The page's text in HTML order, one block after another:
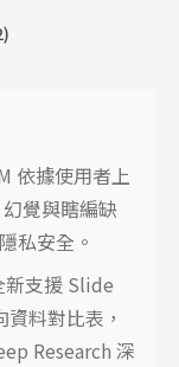
依據使用者上
覺與瞎編缺
私安全。
新支援 Slide
料對比表，
Research 深